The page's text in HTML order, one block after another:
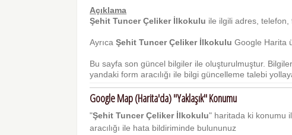
Açıklama
Şehit Tuncer Çeliker İlkokulu ile ilgili adres, telefon,
AyrıcaŞehit Tuncer Çeliker İlkokulu Google Harita
Bu sayfa son güncel bilgiler ile oluşturulmuştur.
yandaki form aracılığı ile bilgi güncelleme talebi
Google Map (Harita'da) "Yaklaşık" Konumu
"Şehit Tuncer Çeliker İlkokulu" haritada ki konumu
aracılığı ile hata bildiriminde bulununuz